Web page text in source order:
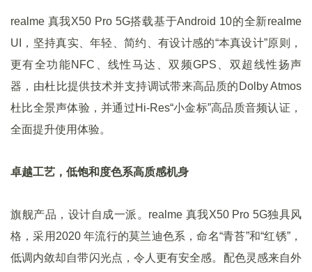
realme 真我X50 Pro 5G搭载基于Android 10的全新realme
UI，坚持真实、年轻、简约、有设计感的“本真设计”原则，
更有全功能NFC、线性马达、双频GPS、双超线性扬声
器，由杜比提供技术并支持调试带来高品质的Dolby Atmos
杜比全景声体验，并通过Hi-Res“小金标”高品质音频认证，
全面提升使用体验。
卓越工艺，低饱和度色系高质感机身
旗舰产品，设计自成一派。realme 真我X50 Pro 5G独具风
格，采用2020 年流行的莫兰迪色系，命名“青苔”和“红锈”，
低调内敛却自带闪光点，令人更有安全感。配色灵感来自外